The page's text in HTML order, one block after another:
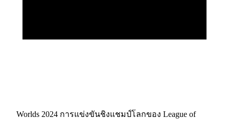
Worlds 2024 การแข่งขันชิงแชมป์โลกของ League of